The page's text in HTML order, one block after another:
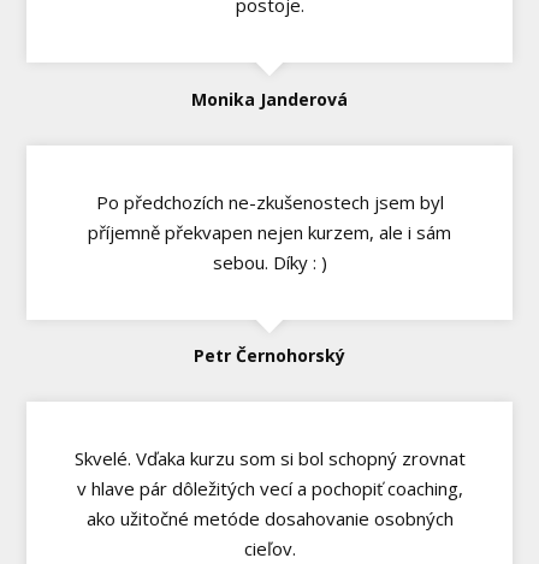
postoje.
Monika Janderová
Po předchozích ne-zkušenostech jsem byl
příjemně překvapen nejen kurzem, ale i sám
sebou. Díky : )
Petr Černohorský
Skvelé. Vďaka kurzu som si bol schopný zrovnat
v hlave pár dôležitých vecí a pochopiť coaching,
ako užitočné metóde dosahovanie osobných
cieľov.